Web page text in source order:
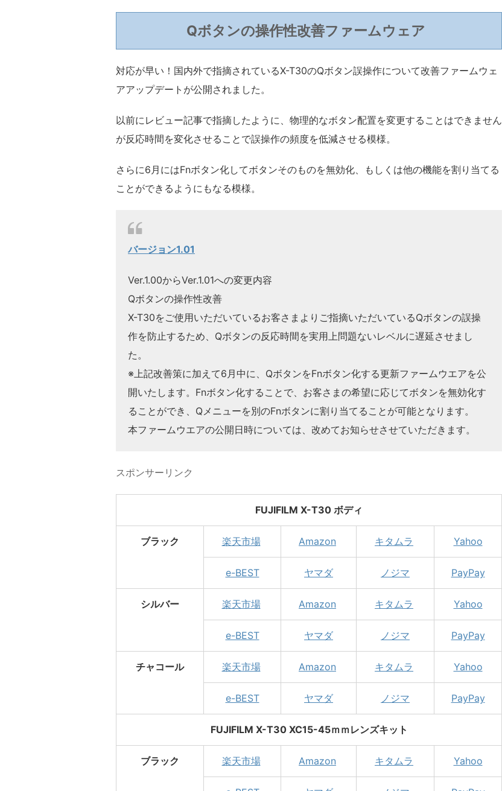
Qボタンの操作性改善ファームウェア
対応が早い！国内外で指摘されているX-T30のQボタン誤操作について改善ファームウェ
アアップデートが公開されました。
以前にレビュー記事で指摘したように、物理的なボタン配置を変更することはできません
が反応時間を変化させることで誤操作の頻度を低減させる模様。
さらに6月にはFnボタン化してボタンそのものを無効化、もしくは他の機能を割り当てる
ことができるようにもなる模様。
バージョン1.01
Ver.1.00からVer.1.01への変更内容
Qボタンの操作性改善
X-T30をご使用いただいているお客さまよりご指摘いただいているQボタンの誤操
作を防止するため、Qボタンの反応時間を実用上問題ないレベルに遅延させまし
た。
※上記改善策に加えて6月中に、QボタンをFnボタン化する更新ファームウエアを公
開いたします。Fnボタン化することで、お客さまの希望に応じてボタンを無効化す
ることができ、Qメニューを別のFnボタンに割り当てることが可能となります。
本ファームウエアの公開日時については、改めてお知らせさせていただきます。
スポンサーリンク
FUJIFILM X-T30 ボディ
ブラック 楽天市場 Amazon キタムラ Yahoo
e-BEST ヤマダ ノジマ PayPay
シルバー 楽天市場 Amazon キタムラ Yahoo
e-BEST ヤマダ ノジマ PayPay
チャコール 楽天市場 Amazon キタムラ Yahoo
e-BEST ヤマダ ノジマ PayPay
FUJIFILM X-T30 XC15-45ｍｍレンズキット
ブラック 楽天市場 Amazon キタムラ Yahoo